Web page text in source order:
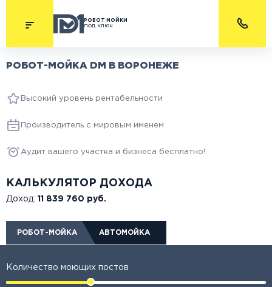
РОБОТ МОЙКИ
под ключ
РОБОТ-МОЙКА DM В ВОРОНЕЖЕ
Высокий уровень рентабельности
Производитель с мировым именем
Аудит вашего участка и бизнеса бесплатно!
КАЛЬКУЛЯТОР ДОХОДА
Доход: 11 839 760 руб.
РОБОТ-МОЙКА АВТОМОЙКА
Количество моющих постов